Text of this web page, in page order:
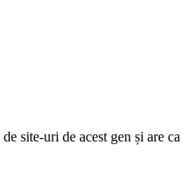
de site-uri de acest gen și are